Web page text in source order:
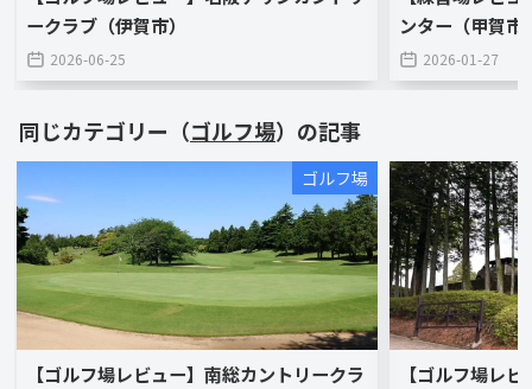
ークラブ（伊賀市）
2026-06-25
ンター（甲賀市
2026-01-27
同じカテゴリー（ゴルフ場）の記事
ゴルフ場
【ゴルフ場レビュー】南総カントリークラ
【ゴルフ場レ